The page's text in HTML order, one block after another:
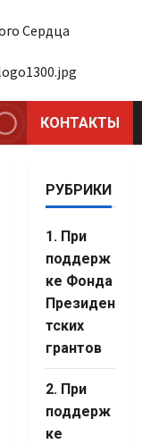
КОНТАКТЫ
РУБРИКИ
1. При
поддерж
ке Фонда
Президен
тских
грантов
2. При
поддерж
ке